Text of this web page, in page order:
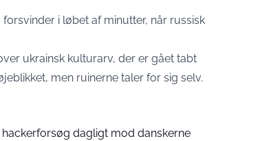
i løbet af minutter, når russisk
ukrainsk kulturarv, der er gået tabt
men ruinerne taler for sig selv.
hackerforsøg dagligt mod danskerne